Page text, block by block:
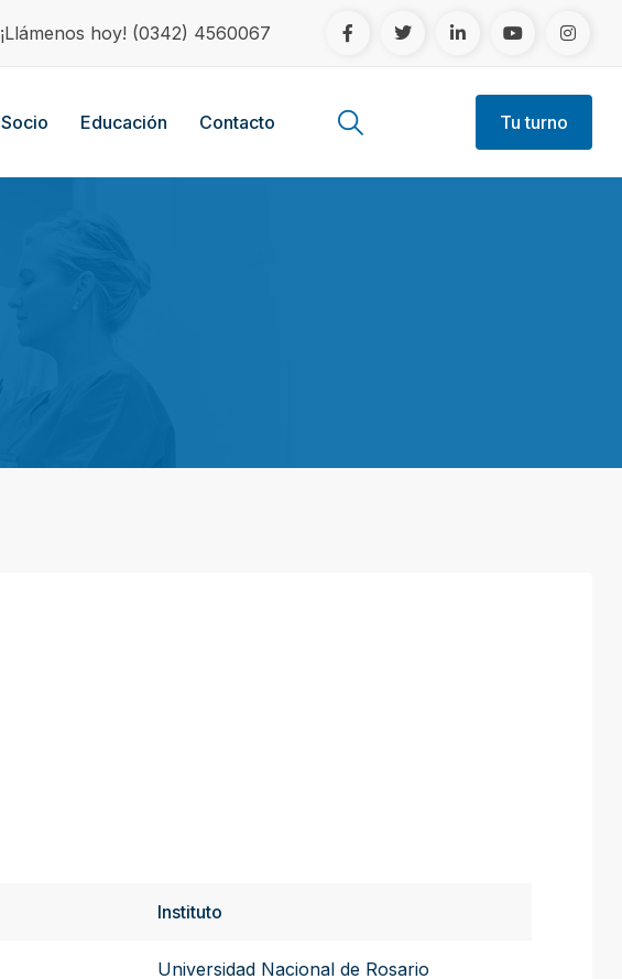
¡Llámenos hoy! (0342) 4560067
Socio Educación Contacto Tu turno
Instituto
Universidad Nacional de Rosario